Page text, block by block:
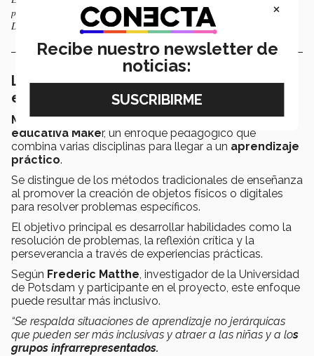
propuestas para implementarlas en México, Colombia y Ecuador. Foto:
Doménica Segovia.
La metodología Maker como herramienta
educativa
MakerWomenSTEMse basa en lametodología
educativa Maker, un enfoque pedagógico que
combina varias disciplinas para llegar a un aprendizaje
práctico.
Se distingue de los métodos tradicionales de enseñanza
al promover la creación de objetos físicos o digitales
para resolver problemas específicos.
El objetivo principal es desarrollar habilidades como la
resolución de problemas, la reflexión crítica y la
perseverancia a través de experiencias prácticas.
Según Frederic Matthe, investigador de la Universidad
de Potsdam y participante en el proyecto, este enfoque
puede resultar más inclusivo.
“Se respalda situaciones de aprendizaje no jerárquicas
que pueden ser más inclusivas y atraer a las niñas y a los
grupos infrarrepresentados.
×
Recibe nuestro newsletter de
noticias: